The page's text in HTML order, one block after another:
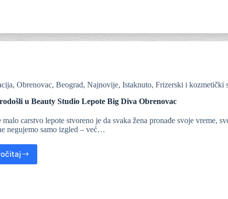
, Obrenovac, Beograd, Najnovije, Istaknuto, Frizerski i kozmetički
u Beauty Studio Lepote Big Diva Obrenovac
malo carstvo lepote stvoreno je da svaka žena pronađe svoje vreme,
negujemo samo izgled – već…